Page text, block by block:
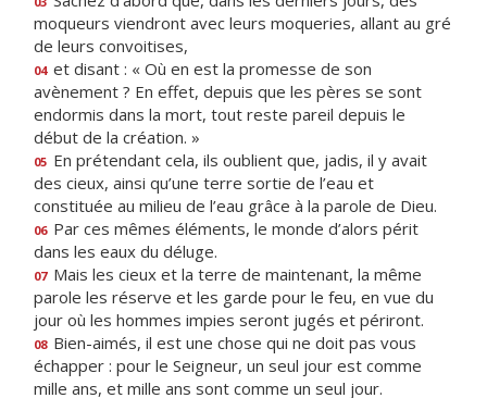
moqueurs viendront avec leurs moqueries, allant au gré
de leurs convoitises,
04 et disant : « Où en est la promesse de son
avènement ? En effet, depuis que les pères se sont
endormis dans la mort, tout reste pareil depuis le
début de la création. »
05 En prétendant cela, ils oublient que, jadis, il y avait
des cieux, ainsi qu’une terre sortie de l’eau et
constituée au milieu de l’eau grâce à la parole de Dieu.
06 Par ces mêmes éléments, le monde d’alors périt
dans les eaux du déluge.
07 Mais les cieux et la terre de maintenant, la même
parole les réserve et les garde pour le feu, en vue du
jour où les hommes impies seront jugés et périront.
08 Bien-aimés, il est une chose qui ne doit pas vous
échapper : pour le Seigneur, un seul jour est comme
mille ans, et mille ans sont comme un seul jour.